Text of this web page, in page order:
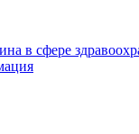
в сфере